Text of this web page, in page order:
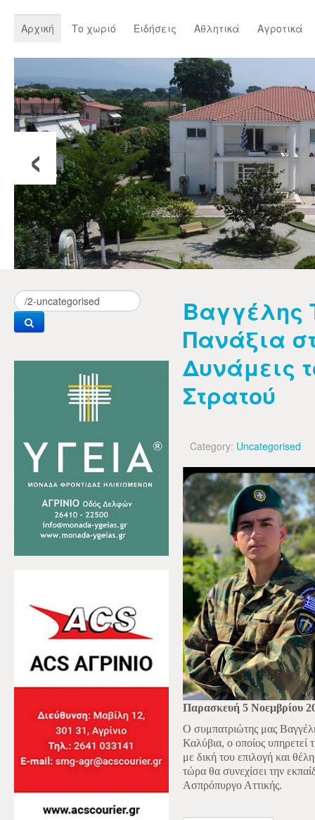
Αρχική Το χωριό Ειδήσεις Αθλητικά Αγροτικά
‹
Βαγγέλης
Πανάξια
Δυνάμεις
Στρατού
Category: Uncategorised
Παρασκευή 5 Νοεμβρίου
Ο συμπατριώτης μας
Καλύβια, ο οποίος υπηρετεί
με δική του επιλογή και
τώρα θα συνεχίσει την
Ασπρόπυργο Αττικής.